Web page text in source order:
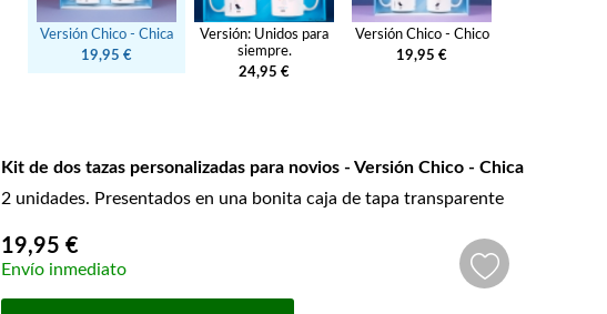
Versión Chico - Chica
19,95 €
Versión: Unidos para
siempre.
24,95 €
Versión Chico - Chico
19,95 €
Kit de dos tazas personalizadas para novios - Versión Chico - Chica
2 unidades. Presentados en una bonita caja de tapa transparente
19,95 €
Envío inmediato